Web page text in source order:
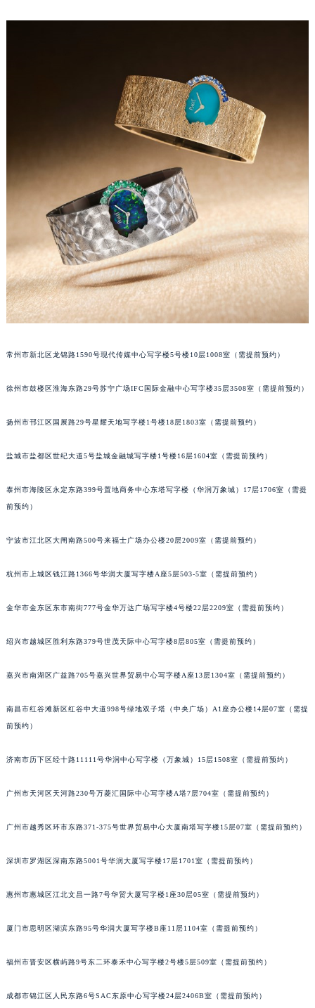
常州市新北区龙锦路1590号现代传媒中心写字楼5号楼10层1008室（需提前预约）
徐州市鼓楼区淮海东路29号苏宁广场IFC国际金融中心写字楼35层3508室（需提前预约）
扬州市邗江区国展路29号星耀天地写字楼1号楼18层1803室（需提前预约）
盐城市盐都区世纪大道5号盐城金融城写字楼1号楼16层1604室（需提前预约）
泰州市海陵区永定东路399号置地商务中心东塔写字楼（华润万象城）17层1706室（需提
前预约）
宁波市江北区大闸南路500号来福士广场办公楼20层2009室（需提前预约）
杭州市上城区钱江路1366号华润大厦写字楼A座5层503-5室（需提前预约）
金华市金东区东市南街777号金华万达广场写字楼4号楼22层2209室（需提前预约）
绍兴市越城区胜利东路379号世茂天际中心写字楼8层805室（需提前预约）
嘉兴市南湖区广益路705号嘉兴世界贸易中心写字楼A座13层1304室（需提前预约）
南昌市红谷滩新区红谷中大道998号绿地双子塔（中央广场）A1座办公楼14层07室（需提
前预约）
济南市历下区经十路11111号华润中心写字楼（万象城）15层1508室（需提前预约）
广州市天河区天河路230号万菱汇国际中心写字楼A塔7层704室（需提前预约）
广州市越秀区环市东路371-375号世界贸易中心大厦南塔写字楼15层07室（需提前预约）
深圳市罗湖区深南东路5001号华润大厦写字楼17层1701室（需提前预约）
惠州市惠城区江北文昌一路7号华贸大厦写字楼1座30层05室（需提前预约）
厦门市思明区湖滨东路95号华润大厦写字楼B座11层1104室（需提前预约）
福州市晋安区横屿路9号东二环泰禾中心写字楼2号楼5层509室（需提前预约）
成都市锦江区人民东路6号SAC东原中心写字楼24层2406B室（需提前预约）